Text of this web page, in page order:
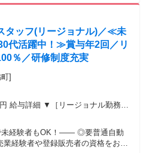
・マネジメント職経験者(登録販売
（39ｈ分時間外手当含む。実際の
手当3万円込み（家賃6万円の物件
与について】をご確認ください。
タッフ(リージョナル)／≪未
代活躍中！≫賞与年2回／リ
％／研修制度充実
]
給与詳細 ▼［リージョナル勤務］
～277,000円 【スキルアッ
ップを目指したい方向け 271,000円
外手当含む。実際の残業時間11
もOK！―― ◎要普通自動
経験者や登録販売者の資格をお持